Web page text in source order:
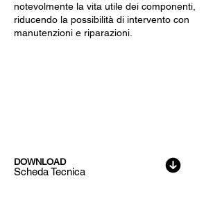
notevolmente la vita utile dei componenti,
riducendo la possibilità di intervento con
manutenzioni e riparazioni.
DOWNLOAD
Scheda Tecnica